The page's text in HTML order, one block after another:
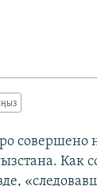
совершено
Как